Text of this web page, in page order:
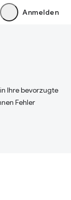
Anmelden
Ihre bevorzugte
Fehler